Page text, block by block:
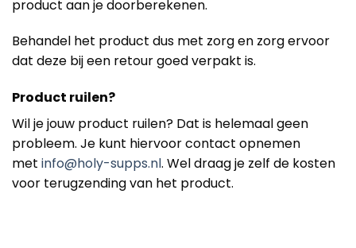
product aan je doorberekenen.
Behandel het product dus met zorg en zorg ervoor
dat deze bij een retour goed verpakt is.
Product ruilen?
Wil je jouw product ruilen? Dat is helemaal geen
probleem. Je kunt hiervoor contact opnemen
met info@holy-supps.nl. Wel draag je zelf de kosten
voor terugzending van het product.